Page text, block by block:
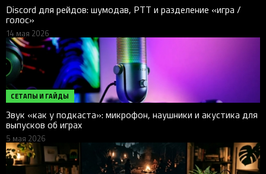
Discord для рейдов: шумодав, PTT и разделение «игра /
голос»
14 мая 2026
СЕТАПЫ И ГАЙДЫ
Звук «как у подкаста»: микрофон, наушники и акустика для
выпусков об играх
5 мая 2026